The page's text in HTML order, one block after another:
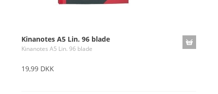
Kinanotes A5 Lin. 96 blade
Kinanotes A5 Lin. 96 blade
19,99 DKK